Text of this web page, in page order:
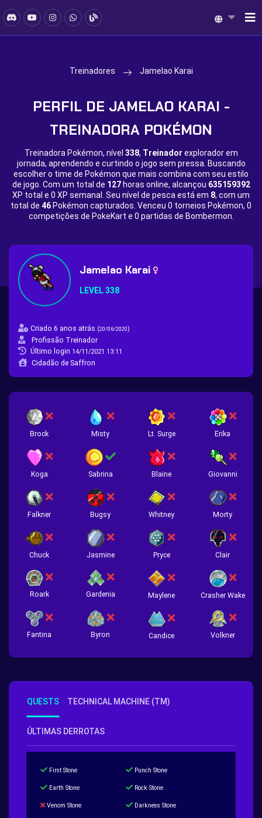
Treinadores Jamelao Karai
PERFIL DE JAMELAO KARAI -
TREINADORA POKÉMON
Treinadora Pokémon, nível 338, Treinador explorador em
jornada, aprendendo e curtindo o jogo sem pressa. Buscando
escolher o time de Pokémon que mais combina com seu estilo
de jogo. Com um total de 127horas online, alcançou 635159392
XP total e 0 XP semanal. Seu nível de pesca está em 8, com um
total de 46 Pokémon capturados. Venceu 0 torneios Pokémon, 0
competições de PokeKart e 0 partidas de Bombermon.
Jamelao Karai
LEVEL 338
Criado 6 anos atrás (20/06/2020)
Profissão Treinador
Último login 14/11/2021 13:11
Cidadão de Saffron
Brock Misty Lt. Surge Erika
Koga Sabrina Blaine Giovanni
Falkner Bugsy Whitney Morty
Chuck Jasmine Pryce Clair
Roark Gardenia Maylene Crasher Wake
Fantina Byron Candice Volkner
QUESTS TECHNICAL MACHINE (TM)
ÚLTIMAS DERROTAS
First Stone Punch Stone
Earth Stone Rock Stone
Venom Stone Darkness Stone